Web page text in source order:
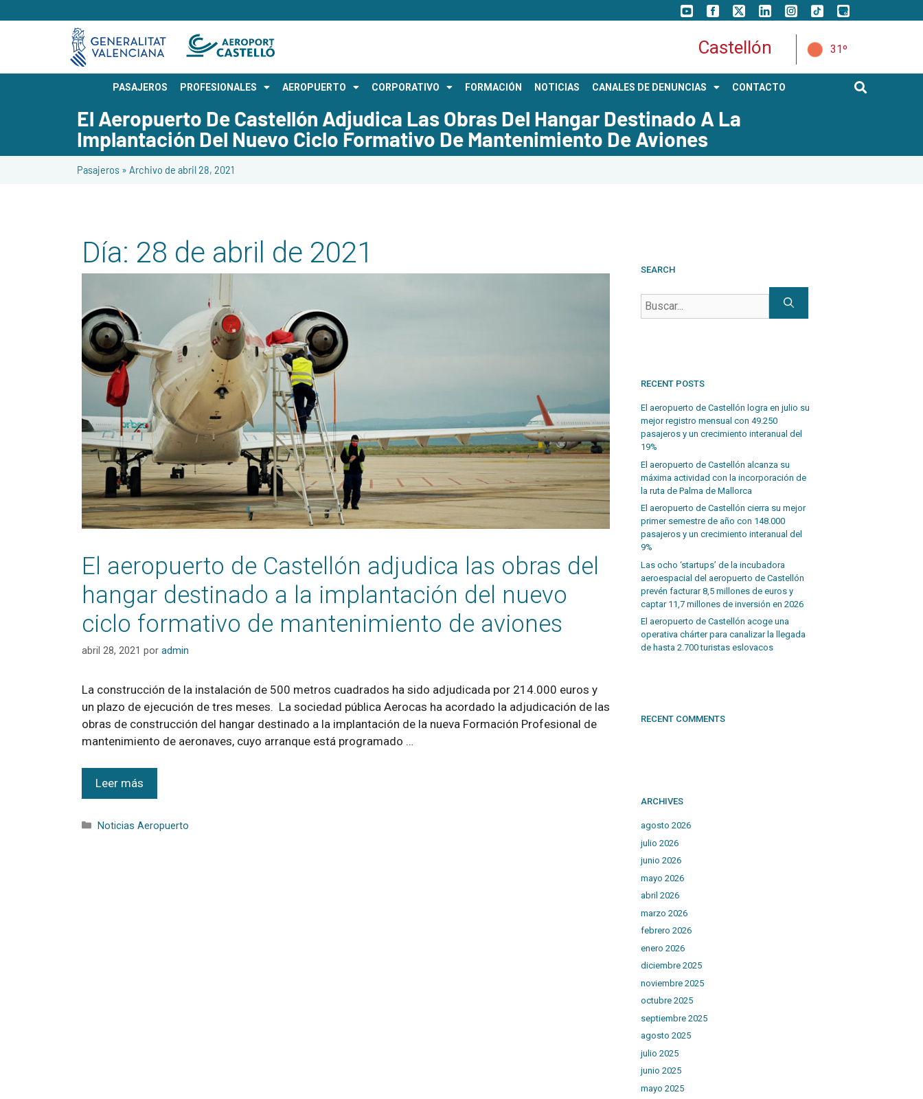
Castellón 31º
PASAJEROS PROFESIONALES AEROPUERTO CORPORATIVO FORMACIÓN NOTICIAS CANALES DE DENUNCIAS CONTACTO
El Aeropuerto De Castellón Adjudica Las Obras Del Hangar Destinado A La
Implantación Del Nuevo Ciclo Formativo De Mantenimiento De Aviones
Pasajeros » Archivo de abril 28, 2021
Día: 28 de abril de 2021
El aeropuerto de Castellón adjudica las obras del
hangar destinado a la implantación del nuevo
ciclo formativo de mantenimiento de aviones
abril 28, 2021 por admin
La construcción de la instalación de 500 metros cuadrados ha sido adjudicada por 214.000 euros y
un plazo de ejecución de tres meses. La sociedad pública Aerocas ha acordado la adjudicación de las
obras de construcción del hangar destinado a la implantación de la nueva Formación Profesional de
mantenimiento de aeronaves, cuyo arranque está programado …
Leer más
Noticias Aeropuerto
SEARCH
RECENT POSTS
El aeropuerto de Castellón logra en julio su
mejor registro mensual con 49.250
pasajeros y un crecimiento interanual del
19%
El aeropuerto de Castellón alcanza su
máxima actividad con la incorporación de
la ruta de Palma de Mallorca
El aeropuerto de Castellón cierra su mejor
primer semestre de año con 148.000
pasajeros y un crecimiento interanual del
9%
Las ocho ‘startups’ de la incubadora
aeroespacial del aeropuerto de Castellón
prevén facturar 8,5 millones de euros y
captar 11,7 millones de inversión en 2026
El aeropuerto de Castellón acoge una
operativa chárter para canalizar la llegada
de hasta 2.700 turistas eslovacos
RECENT COMMENTS
ARCHIVES
agosto 2026
julio 2026
junio 2026
mayo 2026
abril 2026
marzo 2026
febrero 2026
enero 2026
diciembre 2025
noviembre 2025
octubre 2025
septiembre 2025
agosto 2025
julio 2025
junio 2025
mayo 2025